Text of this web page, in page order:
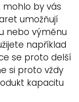
mohlo by vás
umožňují
nebo výměnu
například
se proto delší
si proto vždy
kapacitu